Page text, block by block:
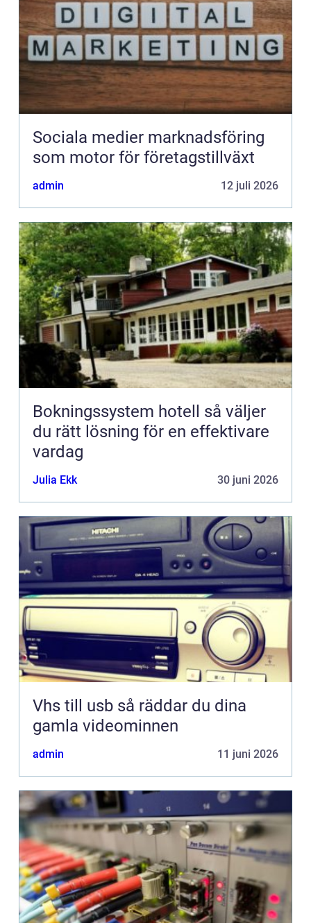
Sociala medier marknadsföring
som motor för företagstillväxt
admin 12 juli 2026
Bokningssystem hotell så väljer
du rätt lösning för en effektivare
vardag
Julia Ekk 30 juni 2026
Vhs till usb så räddar du dina
gamla videominnen
admin 11 juni 2026